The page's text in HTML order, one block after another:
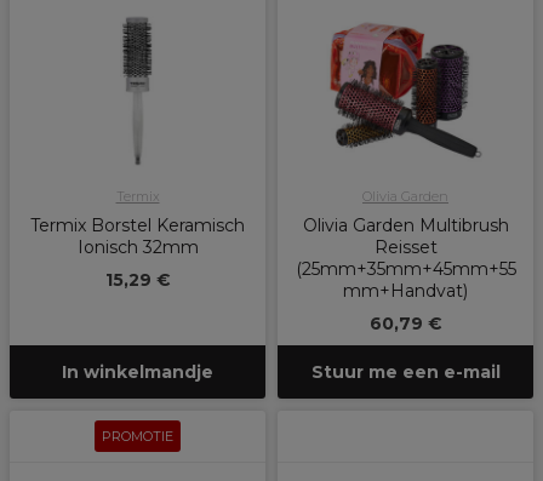
Termix
Termix Borstel Keramisch
Ionisch 32mm
15,29 €
In winkelmandje
Olivia Garden
Olivia Garden Multibrush
Reisset
(25mm+35mm+45mm+55
mm+Handvat)
60,79 €
Stuur me een e-mail
PROMOTIE